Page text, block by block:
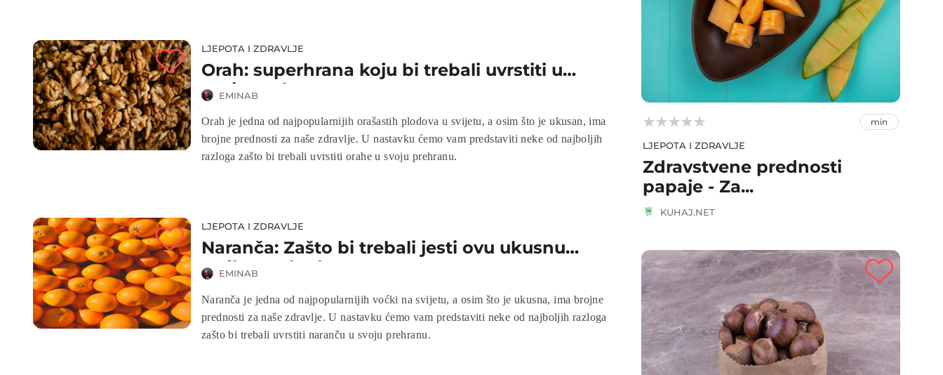
LJEPOTA I ZDRAVLJE
Orah: superhrana koju bi trebali uvrstiti u
svoju prehranu
EMINAB
Orah je jedna od najpopularnijih orašastih plodova u svijetu, a osim što je ukusan, ima
brojne prednosti za naše zdravlje. U nastavku ćemo vam predstaviti neke od najboljih
razloga zašto bi trebali uvrstiti orahe u svoju prehranu.
LJEPOTA I ZDRAVLJE
Naranča: Zašto bi trebali jesti ovu ukusnu
voćku svakodnevno
EMINAB
Naranča je jedna od najpopularnijih voćki na svijetu, a osim što je ukusna, ima brojne
prednosti za naše zdravlje. U nastavku ćemo vam predstaviti neke od najboljih razloga
zašto bi trebali uvrstiti naranču u svoju prehranu.


 min
LJEPOTA I ZDRAVLJE
Zdravstvene prednosti
papaje - Za...
KUHAJ.NET